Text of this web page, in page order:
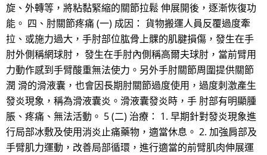
旋、外轉等，將粘黏緊縮的關節拉鬆 伸展開後，逐漸恢復功
能。 四、肘關節疼痛 (一) 成因： 貨物搬運人員反覆過度牽
拉、或施力過大，手肘部位肱骨上髁的肌腱損傷，發生在手
肘外側稱網球肘， 發生在手肘內側稱高爾夫球肘，當前臂用
力動作感到手臂酸重無法使力。另外手肘關節周圍提供關節
潤 滑的滑液囊，也會因長期肘關節過度使用，過度刺激產生
發炎現象，稱為滑液囊炎。滑液囊發炎時，手 肘部有明顯腫
脹、疼痛、無法活動。 5 (二) 治療： 1. 早期針對發炎現象進
行局部冰敷及使用消炎止痛藥物，適當休息。 2. 加強肩部及
手臂肌力運動，改善局部循環，進行適當的前臂肌肉伸展運